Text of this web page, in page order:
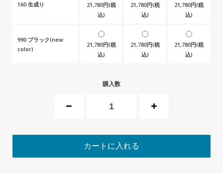
160 生成り
21,780円(税
込)
21,780円(税
込)
21,780円(税
込)
990 ブラック(new
color)
21,780円(税
込)
21,780円(税
込)
21,780円(税
込)
購入数
カートに入れる